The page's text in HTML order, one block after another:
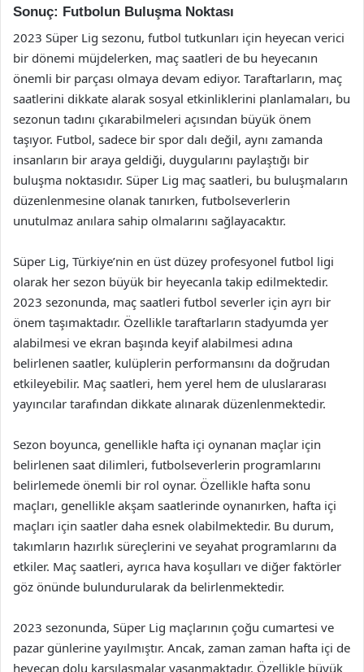
Sonuç: Futbolun Buluşma Noktası
2023 Süper Lig sezonu, futbol tutkunları için heyecan verici
bir dönemi müjdelerken, maç saatleri de bu heyecanın
önemli bir parçası olmaya devam ediyor. Taraftarların, maç
saatlerini dikkate alarak sosyal etkinliklerini planlamaları, bu
sezonun tadını çıkarabilmeleri açısından büyük önem
taşıyor. Futbol, sadece bir spor dalı değil, aynı zamanda
insanların bir araya geldiği, duygularını paylaştığı bir
buluşma noktasıdır. Süper Lig maç saatleri, bu buluşmaların
düzenlenmesine olanak tanırken, futbolseverlerin
unutulmaz anılara sahip olmalarını sağlayacaktır.
Süper Lig, Türkiye’nin en üst düzey profesyonel futbol ligi
olarak her sezon büyük bir heyecanla takip edilmektedir.
2023 sezonunda, maç saatleri futbol severler için ayrı bir
önem taşımaktadır. Özellikle taraftarların stadyumda yer
alabilmesi ve ekran başında keyif alabilmesi adına
belirlenen saatler, kulüplerin performansını da doğrudan
etkileyebilir. Maç saatleri, hem yerel hem de uluslararası
yayıncılar tarafından dikkate alınarak düzenlenmektedir.
Sezon boyunca, genellikle hafta içi oynanan maçlar için
belirlenen saat dilimleri, futbolseverlerin programlarını
belirlemede önemli bir rol oynar. Özellikle hafta sonu
maçları, genellikle akşam saatlerinde oynanırken, hafta içi
maçları için saatler daha esnek olabilmektedir. Bu durum,
takımların hazırlık süreçlerini ve seyahat programlarını da
etkiler. Maç saatleri, ayrıca hava koşulları ve diğer faktörler
göz önünde bulundurularak da belirlenmektedir.
2023 sezonunda, Süper Lig maçlarının çoğu cumartesi ve
pazar günlerine yayılmıştır. Ancak, zaman zaman hafta içi de
heyecan dolu karşılaşmalar yaşanmaktadır. Özellikle büyük